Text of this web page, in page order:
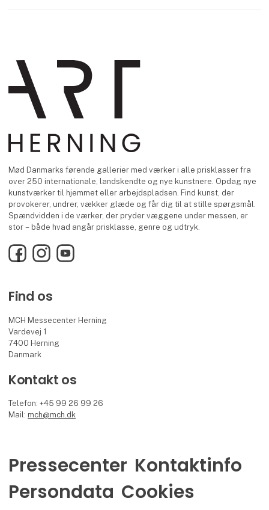
Mød Danmarks førende gallerier med værker i alle prisklasser fra
over 250 internationale, landskendte og nye kunstnere. Opdag nye
kunstværker til hjemmet eller arbejdspladsen. Find kunst, der
provokerer, undrer, vækker glæde og får dig til at stille spørgsmål.
Spændvidden i de værker, der pryder væggene under messen, er
stor – både hvad angår prisklasse, genre og udtryk.
FacebookInstagramYouTube
Find os
MCH Messecenter Herning
Vardevej 1
7400 Herning
Danmark
Kontakt os
Telefon: +45 99 26 99 26
Mail: mch@mch.dk
Pressecenter Kontaktinfo
Persondata Cookies